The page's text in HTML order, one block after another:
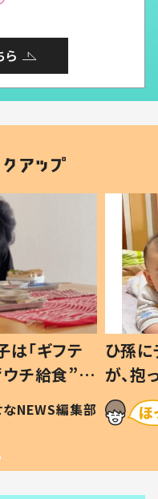
ら
は「ギフテ
チ給食”を
#令和の親
なNEWS編集部
ひ孫
が、
「涙が
い」